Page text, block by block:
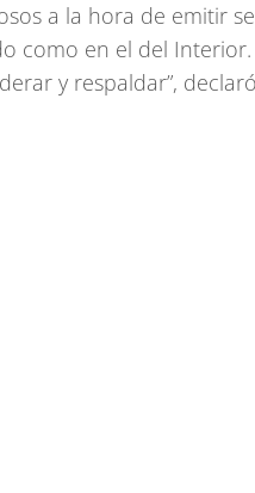
a la hora de emitir
como en el del Interior.
y respaldar”, declaró